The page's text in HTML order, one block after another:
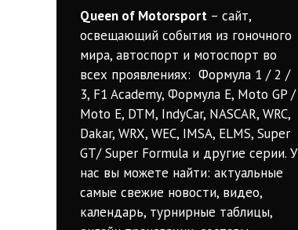
Queen of Motorsport – сайт,
освещающий события из гоночного
мира, автоспорт и мотоспорт во
всех проявлениях: Формула 1 / 2 /
3, F1 Academy, Формула Е, Moto GP /
Moto E, DTM, IndyCar, NASCAR, WRC,
Dakar, WRX, WEC, IMSA, ELMS, Super
GT/ Super Formula и другие серии. У
нас вы можете найти: актуальные
самые свежие новости, видео,
календарь, турнирные таблицы,